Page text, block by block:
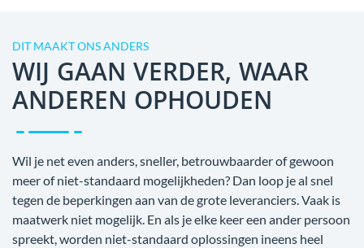
DIT MAAKT ONS ANDERS
WIJ GAAN VERDER, WAAR
ANDEREN OPHOUDEN
Wil je net even anders, sneller, betrouwbaarder of gewoon
meer of niet-standaard mogelijkheden? Dan loop je al snel
tegen de beperkingen aan van de grote leveranciers. Vaak is
maatwerk niet mogelijk. En als je elke keer een ander persoon
spreekt, worden niet-standaard oplossingen ineens heel